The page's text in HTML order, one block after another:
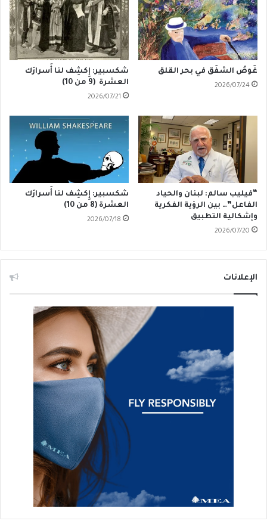
غَوصُ الشفَق في بحر القلق
2026/07/24
شكسبير: إِكشِف لنا أَسرارَك
العشرة (9 من 10)
2026/07/21
“فيليب سالم: لبنان والحياد
الفاعل”… بين الرؤية الفكرية
وإشكالية التطبيق
2026/07/20
شكسبير: إِكشِف لنا أَسرارَك
العشرة (8 من 10)
2026/07/18
الإعلانات